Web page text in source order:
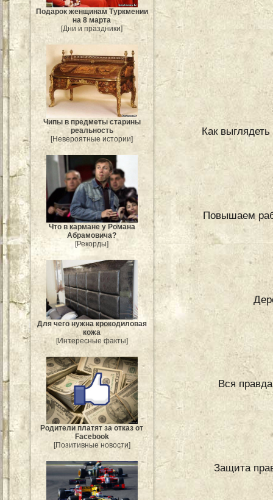
Подарок женщинам Туркмении
на 8 марта
[Дни и праздники]
Чипы в предметы старины
реальность
[Невероятные истории]
Что в кармане у Романа
Абрамовича?
[Рекорды]
Для чего нужна крокодиловая
кожа
[Интересные факты]
Родители платят за отказ от
Facebook
[Позитивные новости]
Как
Повышаем
Вся
Защита